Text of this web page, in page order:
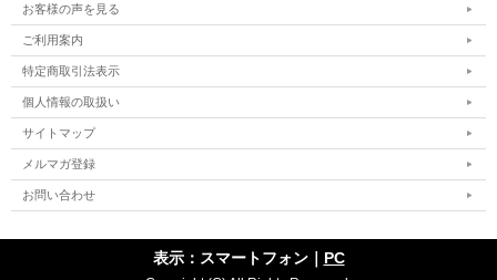
お客様の声を見る
ご利用案内
特定商取引法表示
個人情報の取扱い
サイトマップ
メルマガ登録
お問い合わせ
表示：スマートフォン｜ PC